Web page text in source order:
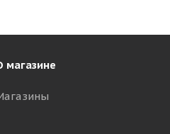
магазине